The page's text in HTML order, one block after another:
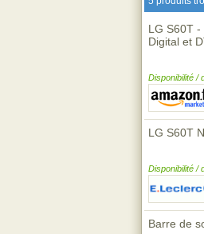
LG S60T
Digital et
Disponibilité /
LG S60T
Disponibilité /
Barre de